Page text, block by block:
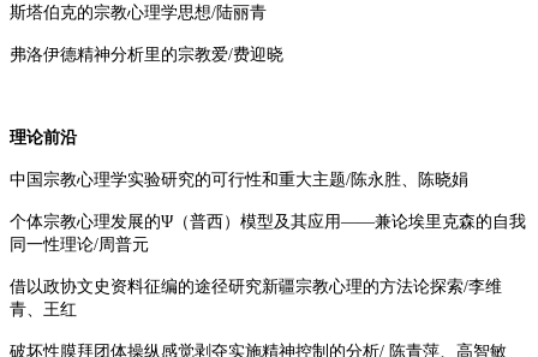
斯塔伯克的宗教心理学思想/陆丽青
弗洛伊德精神分析里的宗教爱/费迎晓
理论前沿
中国宗教心理学实验研究的可行性和重大主题/陈永胜、陈晓娟
个体宗教心理发展的Ψ（普西）模型及其应用——兼论埃里克森的自我
同一性理论/周普元
借以政协文史资料征编的途径研究新疆宗教心理的方法论探索/李维
青、王红
破坏性膜拜团体操纵感觉剥夺实施精神控制的分析/ 陈青萍、高智敏